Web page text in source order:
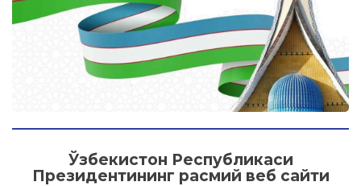
Ўзбекистон Республикаси
Президентининг расмий веб сайти